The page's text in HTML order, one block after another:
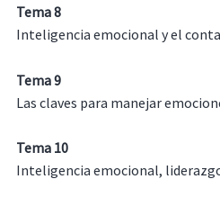
Tema 8
Inteligencia emocional y el
Tema 9
Las claves para manejar
Tema 10
Inteligencia emocional,